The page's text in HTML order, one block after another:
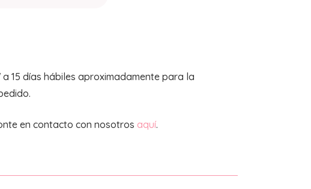
a 15 días hábiles aproximadamente para la
en contacto con nosotros aquí.